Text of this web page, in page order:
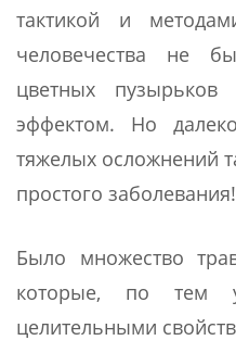
тактикой и
человечества не
цветных
эффектом. Но
тяжелых осложнений
простого заболевания!
Было множество
которые, по тем
целительными